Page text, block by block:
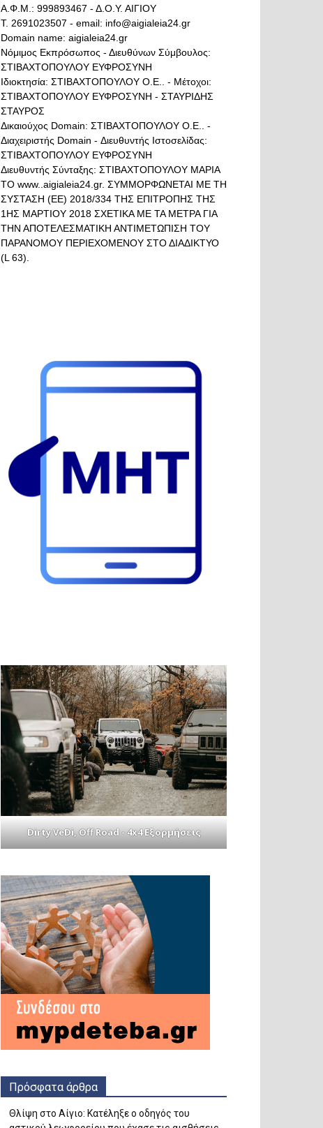
Α.Φ.Μ.: 999893467 - Δ.Ο.Υ. ΑΙΓΙΟΥ
Τ. 2691023507 - email: info@aigialeia24.gr
Domain name: aigialeia24.gr
Νόμιμος Εκπρόσωπος - Διευθύνων Σύμβουλος:
ΣΤΙΒΑΧΤΟΠΟΥΛΟΥ ΕΥΦΡΟΣΥΝΗ
Ιδιοκτησία: ΣΤΙΒΑΧΤΟΠΟΥΛΟΥ Ο.Ε.. - Μέτοχοι:
ΣΤΙΒΑΧΤΟΠΟΥΛΟΥ ΕΥΦΡΟΣΥΝΗ - ΣΤΑΥΡΙΔΗΣ
ΣΤΑΥΡΟΣ
Δικαιούχος Domain: ΣΤΙΒΑΧΤΟΠΟΥΛΟΥ Ο.Ε.. -
Διαχειριστής Domain - Διευθυντής Ιστοσελίδας:
ΣΤΙΒΑΧΤΟΠΟΥΛΟΥ ΕΥΦΡΟΣΥΝΗ
Διευθυντής Σύνταξης: ΣΤΙΒΑΧΤΟΠΟΥΛΟΥ ΜΑΡΙΑ
ΤΟ www..aigialeia24.gr. ΣΥΜΜΟΡΦΩΝΕΤΑΙ ΜΕ ΤΗ
ΣΥΣΤΑΣΗ (ΕΕ) 2018/334 ΤΗΣ ΕΠΙΤΡΟΠΗΣ ΤΗΣ
1ΗΣ ΜΑΡΤΙΟΥ 2018 ΣΧΕΤΙΚΑ ΜΕ ΤΑ ΜΕΤΡΑ ΓΙΑ
ΤΗΝ ΑΠΟΤΕΛΕΣΜΑΤΙΚΗ ΑΝΤΙΜΕΤΩΠΙΣΗ ΤΟΥ
ΠΑΡΑΝΟΜΟΥ ΠΕΡΙΕΧΟΜΕΝΟΥ ΣΤΟ ΔΙΑΔΙΚΤΥΟ
(L 63).
Dirty VeDi, Off Road - 4x4 Εξορμήσεις
Πρόσφατα άρθρα
Θλίψη στο Αίγιο: Κατέληξε ο οδηγός του